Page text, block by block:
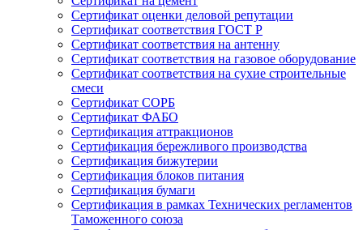
Сертификат оценки деловой репутации
Сертификат соответствия ГОСТ Р
Сертификат соответствия на антенну
Сертификат соответствия на газовое оборудование
Сертификат соответствия на сухие строительные
смеси
Сертификат СОРБ
Сертификат ФАБО
Сертификация аттракционов
Сертификация бережливого производства
Сертификация бижутерии
Сертификация блоков питания
Сертификация бумаги
Сертификация в рамках Технических регламентов
Таможенного союза